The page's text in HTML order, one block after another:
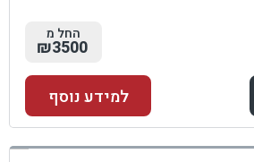
החל מ
₪3500
למידע נוסף